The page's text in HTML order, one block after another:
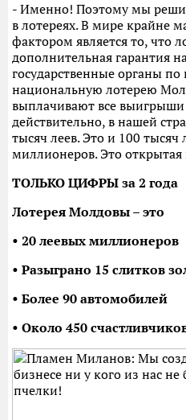
- Именно! Поэтому мы
в лотереях. В мире крайне
фактором является то, что
дополнительная гарантия
государственные органы
национальную лотерею
выплачивают все выигрыши
действительно, в нашей
тысяч леев. Это и 100 тысяч
миллионеров. Это
ТОЛЬКО ЦИФРЫ за 2 года
Лотерея Молдовы – это
• 20 леевых миллионеров
• Разыграно 15 слитков
• Более 90 автомобилей
• Около 450